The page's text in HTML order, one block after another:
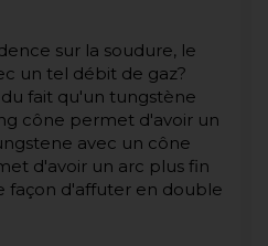
sur la soudure, le
un tel débit de gaz?
fait qu'un tungstène
cône permet d'avoir un
avec un cône
d'avoir un arc plus fin
façon d'affuter en double